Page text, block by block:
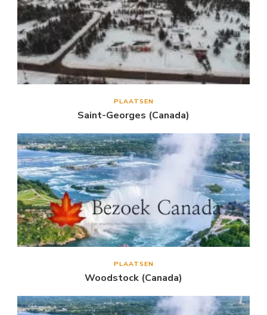
PLAATSEN
Saint-Georges (Canada)
PLAATSEN
Woodstock (Canada)